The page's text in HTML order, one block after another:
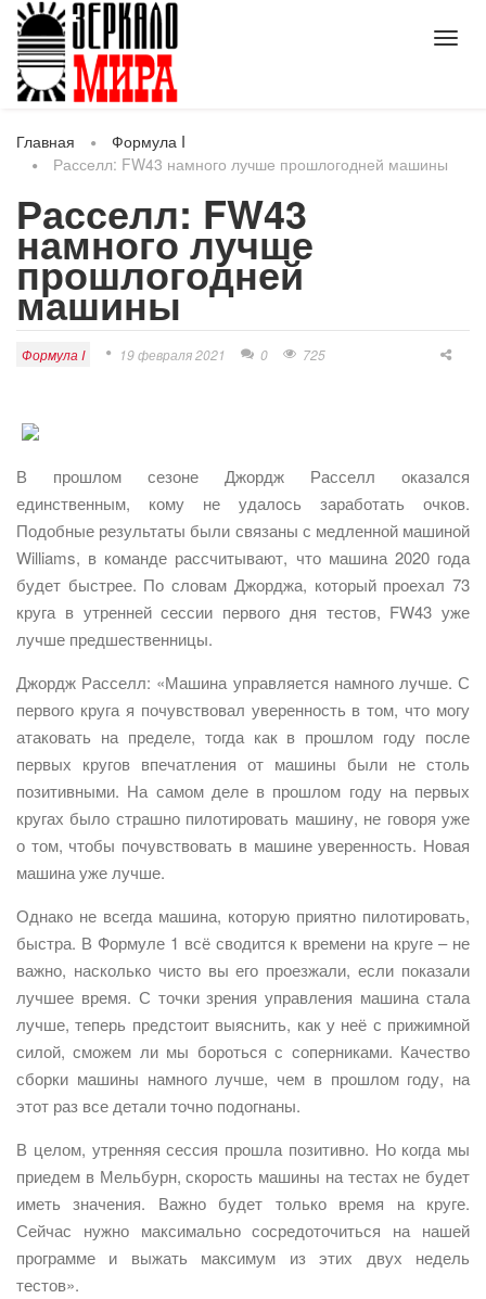
Главная
Формула I
Расселл: FW43 намного лучше прошлогодней машины
Расселл: FW43
намного лучше
прошлогодней
машины
Формула I 19 февраля 2021 0 725
В прошлом сезоне Джордж Расселл оказался
единственным, кому не удалось заработать очков.
Подобные результаты были связаны с медленной машиной
Williams, в команде рассчитывают, что машина 2020 года
будет быстрее. По словам Джорджа, который проехал 73
круга в утренней сессии первого дня тестов, FW43 уже
лучше предшественницы.
Джордж Расселл: «Машина управляется намного лучше. С
первого круга я почувствовал уверенность в том, что могу
атаковать на пределе, тогда как в прошлом году после
первых кругов впечатления от машины были не столь
позитивными. На самом деле в прошлом году на первых
кругах было страшно пилотировать машину, не говоря уже
о том, чтобы почувствовать в машине уверенность. Новая
машина уже лучше.
Однако не всегда машина, которую приятно пилотировать,
быстра. В Формуле 1 всё сводится к времени на круге – не
важно, насколько чисто вы его проезжали, если показали
лучшее время. С точки зрения управления машина стала
лучше, теперь предстоит выяснить, как у неё с прижимной
силой, сможем ли мы бороться с соперниками. Качество
сборки машины намного лучше, чем в прошлом году, на
этот раз все детали точно подогнаны.
В целом, утренняя сессия прошла позитивно. Но когда мы
приедем в Мельбурн, скорость машины на тестах не будет
иметь значения. Важно будет только время на круге.
Сейчас нужно максимально сосредоточиться на нашей
программе и выжать максимум из этих двух недель
тестов».